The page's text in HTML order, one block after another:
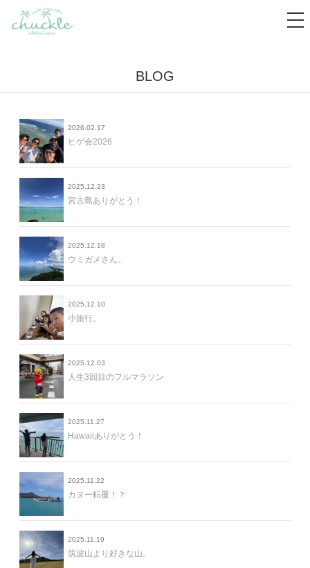
BLOG
2026.02.17
ヒゲ会2026
2025.12.23
宮古島ありがとう！
2025.12.18
ウミガメさん。
2025.12.10
小旅行。
2025.12.03
人生3回目のフルマラソン
2025.11.27
Hawaiiありがとう！
2025.11.22
カヌー転覆！？
2025.11.19
筑波山より好きな山。